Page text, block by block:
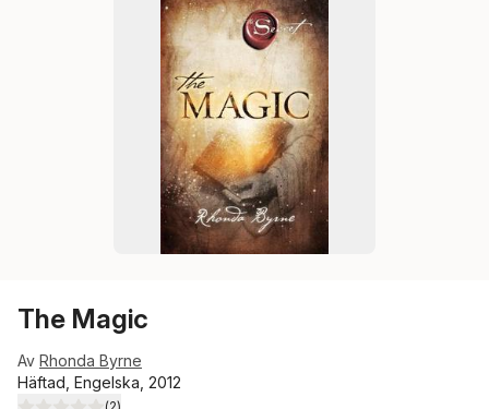
The Magic
Av Rhonda Byrne
Häftad, Engelska, 2012